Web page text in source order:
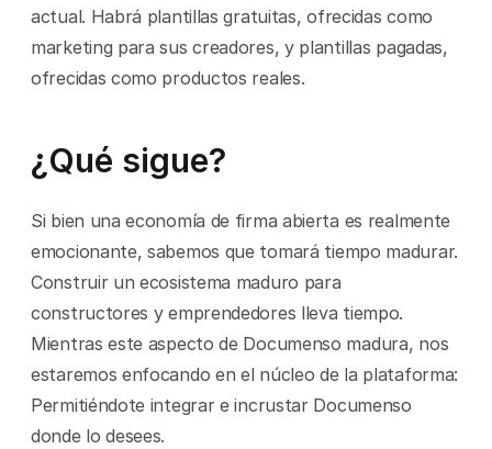
actual. Habrá plantillas gratuitas, ofrecidas como
marketing para sus creadores, y plantillas pagadas,
ofrecidas como productos reales.
¿Qué sigue?
Si bien una economía de firma abierta es realmente
emocionante, sabemos que tomará tiempo madurar.
Construir un ecosistema maduro para
constructores y emprendedores lleva tiempo.
Mientras este aspecto de Documenso madura, nos
estaremos enfocando en el núcleo de la plataforma:
Permitiéndote integrar e incrustar Documenso
donde lo desees.